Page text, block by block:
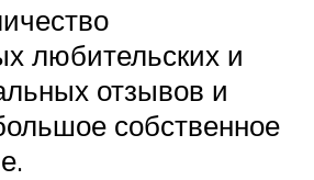
любительских и
отзывов и
собственное